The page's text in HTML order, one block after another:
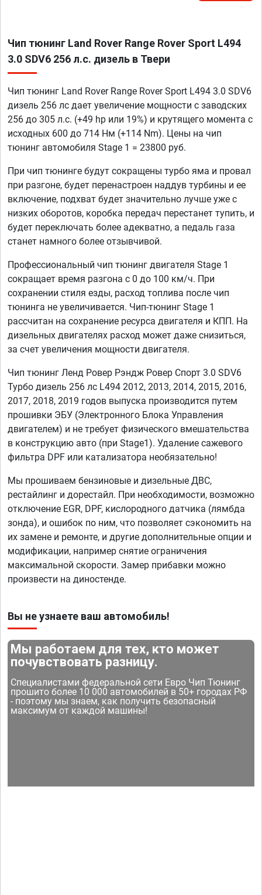
Чип тюнинг Land Rover Range Rover Sport L494
3.0 SDV6 256 л.с. дизель в Твери
Чип тюнинг Land Rover Range Rover Sport L494 3.0 SDV6
дизель 256 лс дает увеличение мощности с заводских
256 до 305 л.с. (+49 hp или 19%) и крутящего момента с
исходных 600 до 714 Нм (+114 Nm). Цены на чип
тюнинг автомобиля Stage 1 = 23800 руб.
При чип тюнинге будут сокращены турбо яма и провал
при разгоне, будет перенастроен наддув турбины и ее
включение, подхват будет значительно лучше уже с
низких оборотов, коробка передач перестанет тупить, и
будет переключать более адекватно, а педаль газа
станет намного более отзывчивой.
Профессиональный чип тюнинг двигателя Stage 1
сокращает время разгона с 0 до 100 км/ч. При
сохранении стиля езды, расход топлива после чип
тюнинга не увеличивается. Чип-тюнинг Stage 1
рассчитан на сохранение ресурса двигателя и КПП. На
дизельных двигателях расход может даже снизиться,
за счет увеличения мощности двигателя.
Чип тюнинг Ленд Ровер Рэндж Ровер Спорт 3.0 SDV6
Турбо дизель 256 лс L494 2012, 2013, 2014, 2015, 2016,
2017, 2018, 2019 годов выпуска производится путем
прошивки ЭБУ (Электронного Блока Управления
двигателем) и не требует физического вмешательства
в конструкцию авто (при Stage1). Удаление сажевого
фильтра DPF или катализатора необязательно!
Мы прошиваем бензиновые и дизельные ДВС,
рестайлинг и дорестайл. При необходимости, возможно
отключение EGR, DPF, кислородного датчика (лямбда
зонда), и ошибок по ним, что позволяет сэкономить на
их замене и ремонте, и другие дополнительные опции и
модификации, например снятие ограничения
максимальной скорости. Замер прибавки можно
произвести на диностенде.
Вы не узнаете ваш автомобиль!
Мы работаем для тех, кто может
почувствовать разницу.
Специалистами федеральной сети Евро Чип Тюнинг
прошито более 10 000 автомобилей в 50+ городах РФ
- поэтому мы знаем, как получить безопасный
максимум от каждой машины!